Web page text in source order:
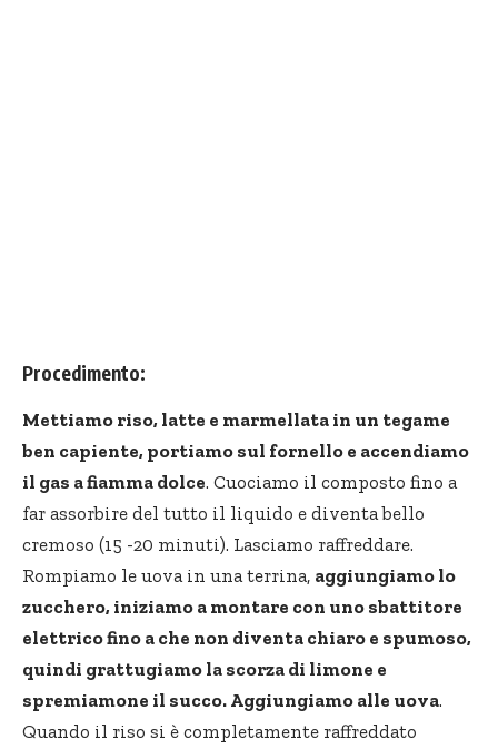
Procedimento:
Mettiamo riso, latte e marmellata in un tegame
ben capiente, portiamo sul fornello e accendiamo
il gas a fiamma dolce. Cuociamo il composto fino a
far assorbire del tutto il liquido e diventa bello
cremoso (15 -20 minuti). Lasciamo raffreddare.
Rompiamo le uova in una terrina, aggiungiamo lo
zucchero, iniziamo a montare con uno sbattitore
elettrico fino a che non diventa chiaro e spumoso,
quindi grattugiamo la scorza di limone e
spremiamone il succo. Aggiungiamo alle uova.
Quando il riso si è completamente raffreddato